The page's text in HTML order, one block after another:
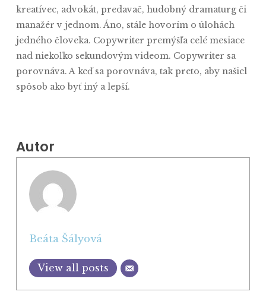
kreatívec, advokát, predavač, hudobný dramaturg či
manažér v jednom. Áno, stále hovorím o úlohách
jedného človeka. Copywriter premýšľa celé mesiace
nad niekoľko sekundovým videom. Copywriter sa
porovnáva. A keď sa porovnáva, tak preto, aby našiel
spôsob ako byť iný a lepší.
Autor
Beáta Šályová
View all posts